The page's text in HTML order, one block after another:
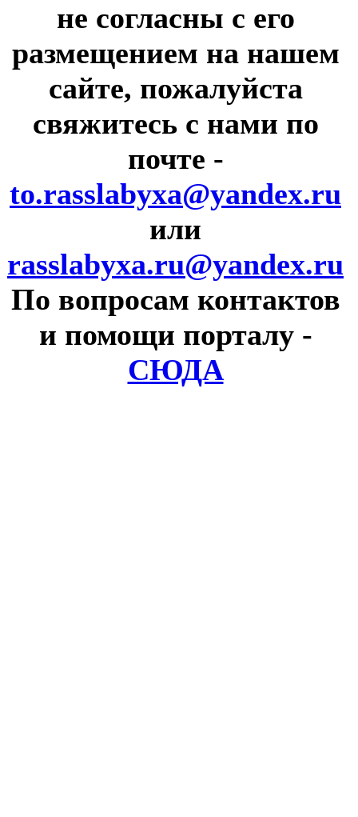
не согласны с его
размещением на нашем
сайте, пожалуйста
свяжитесь с нами по
почте -
to.rasslabyxa@yandex.ru
или
rasslabyxa.ru@yandex.ru
По вопросам контактов
и помощи порталу -
СЮДА